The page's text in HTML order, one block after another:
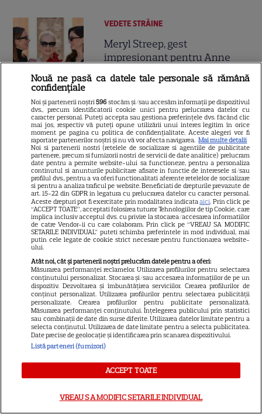
9
VEDETE STRĂINE
Meryl Streep, gest
impresionant pentru Anne
„Diavolul se îmbracă de la
Prada 2”. Ce salarii ar fi primit
actrițele
13
VEDETE STRĂINE
Tom Holland, decizie radicală
pentru noul său film! Ce
promisiune a făcut actorul
după momentele virale în care
a făcut senzație prin dans
13
Scarlett Johansson și Kristin
Scott Thomas, din nou mamă
și fiică pe ecran în „My
Mother's Wedding”. Când
apare filmul pe SkyShowtime
PRIME VIDEO
Jamie Campbell Bower, starul
universul „Stăpânul Inelelor”.
Nouă ne pasă ca datele tale personale să rămână
confidențiale
Noi și partenerii noștri596 stocăm și/sau accesăm informații pe dispozitivul
dvs., precum identificatorii cookie unici pentru prelucrarea datelor cu
caracter personal. Puteți accepta sau gestiona preferințele dvs. făcând clic
mai jos, respectiv vă puteți opune utilizării unui interes legitim în orice
moment pe pagina cu politica de confidențialitate. Aceste alegeri vor fi
raportate partenerilor noștri și nu vă vor afecta navigarea. Mai multe detalii
Noi si partenerii nostri (retelele de socializare si agentiile de publicitate
partenere, precum si furnizorii nostri de servicii de date analitice) prelucram
date pentru a permite website-ului sa functioneze, pentru a personaliza
continutul si anunturile publicitare afisate in functie de interesele si/sau
profilul dvs., pentru a va oferi functionalitati aferente retelelor de socializare
si pentru a analiza traficul pe website. Beneficiati de drepturile prevazute de
art. 15-22 din GDPR in legatura cu prelucrarea datelor cu caracter personal.
Aceste drepturi pot fi exercitate prin modalitatea indicataaici. Prin click pe
“ACCEPT TOATE”, acceptati folosirea tuturor Tehnologiilor de tip Cookie, care
implica inclusiv acceptul dvs. cu privire la stocarea/accesarea informatiilor
de catre Vendor-ii cu care colaboram. Prin click pe “VREAU SA MODIFIC
SETARILE INDIVIDUAL” puteti schimba preferintele in mod individual, mai
putin cele legate de cookie strict necesare pentru functionarea website-
ului.
Atât noi, cât și partenerii noștri prelucrăm datele pentru a oferi:
Măsurarea performanței reclamelor. Utilizarea profilurilor pentru selectarea
conținutului personalizat. Stocarea și/sau accesarea informațiilor de pe un
dispozitiv. Dezvoltarea și îmbunătățirea serviciilor. Crearea profilurilor de
conținut personalizat. Utilizarea profilurilor pentru selectarea publicității
personalizate. Crearea profilurilor pentru publicitate personalizată.
Măsurarea performanței conținutului. Înțelegerea publicului prin statistici
sau combinații de date din surse diferite. Utilizarea datelor limitate pentru a
selecta conținutul. Utilizarea de date limitate pentru a selecta publicitatea.
Date precise de geolocație și identificarea prin scanarea dispozitivului.
Listă parteneri (furnizori)
ACCEPT TOATE
VREAU SA MODIFIC SETARILE INDIVIDUAL